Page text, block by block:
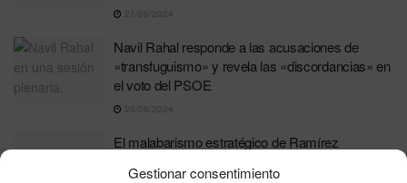
Gestionar consentimiento
21/06/2024
Navil Rahal responde a las acusaciones de
«transfuguismo» y revela las «discordancias» en
el voto del PSOE
20/06/2024
El malabarismo estratégico de Ramírez